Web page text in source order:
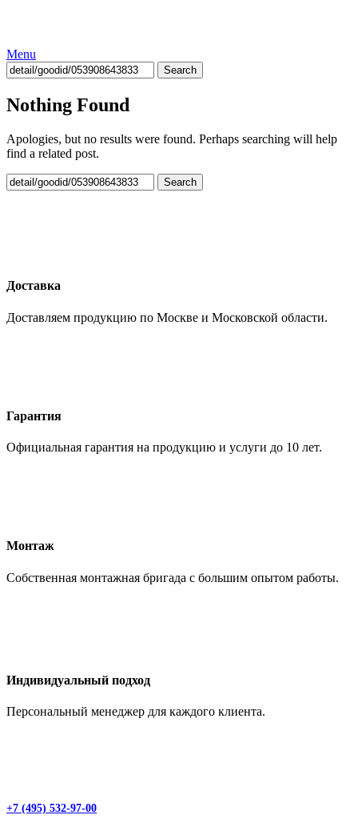
Menu
Search
Nothing Found
Apologies, but no results were found. Perhaps searching will help
find a related post.
Search
Доставка
Доставляем продукцию по Москве и Московской области.
Гарантия
Официальная гарантия на продукцию и услуги до 10 лет.
Монтаж
Собственная монтажная бригада с большим опытом работы.
Индивидуальный подход
Персональный менеджер для каждого клиента.
+7 (495) 532-97-00